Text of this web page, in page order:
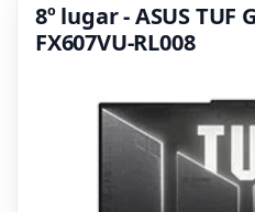
8º lugar - ASUS TUF
FX607VU-RL008